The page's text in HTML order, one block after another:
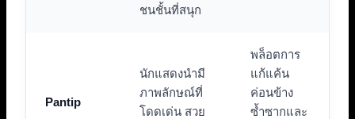
ชนชั้นที่สนุก
Pantip
นักแสดงนำมี
ภาพลักษณ์ที่
โดดเด่น สวย
พล็อตการ
แก้แค้น
ค่อนข้าง
ซ้ำซากและ